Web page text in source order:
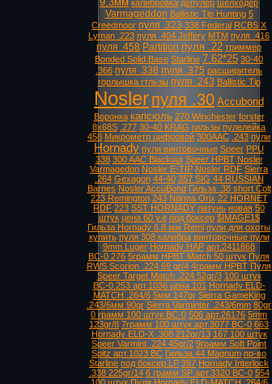
калибровка депулер шелходер
Varmageddon Ballistic Tip Hunting 5
Creedmoor пуля .323 338 Federal RCBS X
Lyman .223 пуля .404 Jeffery MTM пуля .416
пуля .458 Partition пуля .22 триммер
Bonded Solid Base Starline 7.62*25 30-40
.366 пуля .338 пуля .375 расширитель
горлышка гтльзы пуля .243 Ballistic Tip
Noslerпуля .30 Accubond
Воронка капсюль 270 Winchester forster
8х68S .277 30-40 KRAG гильзы пулелейка
458 Микрометр цифровой 300AAC .243 пули
Hornady пули винтовочные Speer PPU
338 300 AAC Blackout Speer HPBT Nosler
Varmagedon Nosler E-TIP Nosler RDF Sierra
.264 Gexagon 44-40 357 SIG 44 RUSSIAN
Barnes Nosler AccuBond Гильза .38 short Colt
223 Remington 243 Norma Orix 22 HORNET
RDF 223 SST HORNADY латунь новая 50
штук цена 60 у.е под боксер $IMAGE1$
Гильза Hornady 6.8 мм Remi пули для охоты
купить пуля 308 калибра винтовочные пули
9mm Luger Hornady HAP арт.2411868
ВС-0.276 5грамм HPBT Match 50 штук Пуля
RWS Scorion .224 69 gr/4 4грамм HPBT Пуля
Speer Target Match .224 52gr/3 100 штук
ВС-0.253 арт.1036 цена 101 Hornady ELD-
MATCH .264/6 5мм 147gr Sierra GameKing
.243/6мм 90gr Sierra Varminter .243/6mm 80gr
0 грамм 100 штук ВС-0 506 арт.26176 5mm
123gr/8 7грамм 100 штук арт.3077 ВС-0 663
Hornady ELD-X .308 212gr/13 167 100 штук
Speer Varmint .224 45gr/2 9грамм Soft Point
Spitz арт.1023 ВС Гильза 44 Magnum пр-во
Starline под боксер LP 397 Hornady Interlock
.338 225gr/14 6 грамм SP арт.3320 ВС-0 554